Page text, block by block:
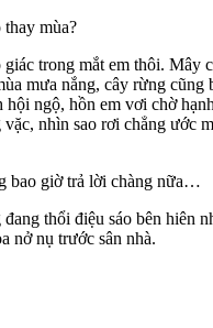
mùa?
trong mắt em thôi. Mây
mưa nắng, cây rừng
ngộ, hồn em vơi chờ
nhìn sao rơi chẳng
bao giờ trả lời chàng nữa…
thổi điệu sáo bên hiên
nở nụ trước sân nhà.